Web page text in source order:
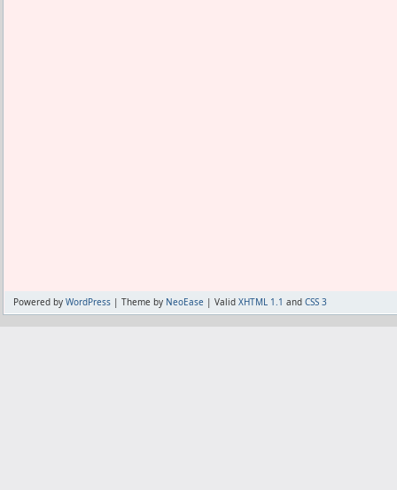
Powered by WordPress | Theme by NeoEase | Valid XHTML 1.1 and CSS 3